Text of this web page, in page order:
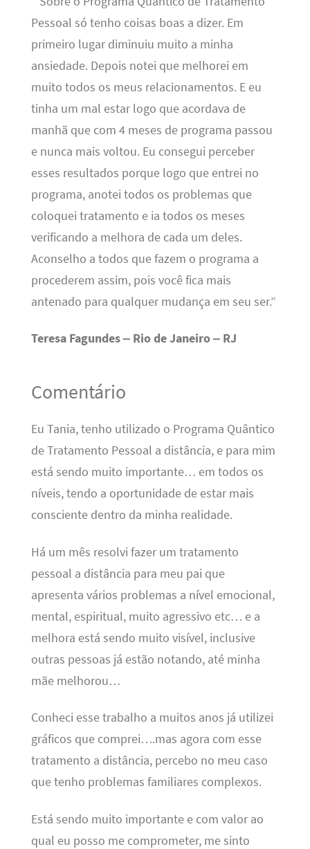
Pessoal só tenho coisas boas a dizer. Em
primeiro lugar diminuiu muito a minha
ansiedade. Depois notei que melhorei em
muito todos os meus relacionamentos. E eu
tinha um mal estar logo que acordava de
manhã que com 4 meses de programa passou
e nunca mais voltou. Eu consegui perceber
esses resultados porque logo que entrei no
programa, anotei todos os problemas que
coloquei tratamento e ia todos os meses
verificando a melhora de cada um deles.
Aconselho a todos que fazem o programa a
procederem assim, pois você fica mais
antenado para qualquer mudança em seu ser.”
Teresa Fagundes – Rio de Janeiro – RJ
Comentário
Eu Tania, tenho utilizado o Programa Quântico
de Tratamento Pessoal a distância, e para mim
está sendo muito importante… em todos os
níveis, tendo a oportunidade de estar mais
consciente dentro da minha realidade.
Há um mês resolvi fazer um tratamento
pessoal a distância para meu pai que
apresenta vários problemas a nível emocional,
mental, espiritual, muito agressivo etc… e a
melhora está sendo muito visível, inclusive
outras pessoas já estão notando, até minha
mãe melhorou…
Conheci esse trabalho a muitos anos já utilizei
gráficos que comprei….mas agora com esse
tratamento a distância, percebo no meu caso
que tenho problemas familiares complexos.
Está sendo muito importante e com valor ao
qual eu posso me comprometer, me sinto